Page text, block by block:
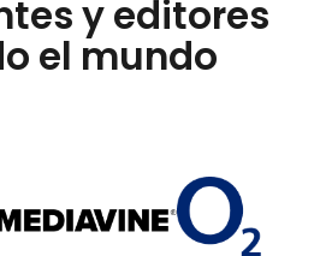
y editores
el mundo